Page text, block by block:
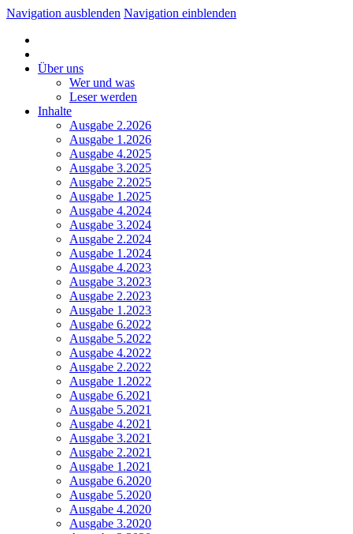
Navigation ausblenden Navigation einblenden
Über uns
Wer und was
Leser werden
Inhalte
Ausgabe 2.2026
Ausgabe 1.2026
Ausgabe 4.2025
Ausgabe 3.2025
Ausgabe 2.2025
Ausgabe 1.2025
Ausgabe 4.2024
Ausgabe 3.2024
Ausgabe 2.2024
Ausgabe 1.2024
Ausgabe 4.2023
Ausgabe 3.2023
Ausgabe 2.2023
Ausgabe 1.2023
Ausgabe 6.2022
Ausgabe 5.2022
Ausgabe 4.2022
Ausgabe 2.2022
Ausgabe 1.2022
Ausgabe 6.2021
Ausgabe 5.2021
Ausgabe 4.2021
Ausgabe 3.2021
Ausgabe 2.2021
Ausgabe 1.2021
Ausgabe 6.2020
Ausgabe 5.2020
Ausgabe 4.2020
Ausgabe 3.2020